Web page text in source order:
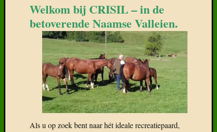
Welkom bij CRISIL – in de
betoverende Naamse Valleien.
Als u op zoek bent naar hét ideale recreatiepaard,